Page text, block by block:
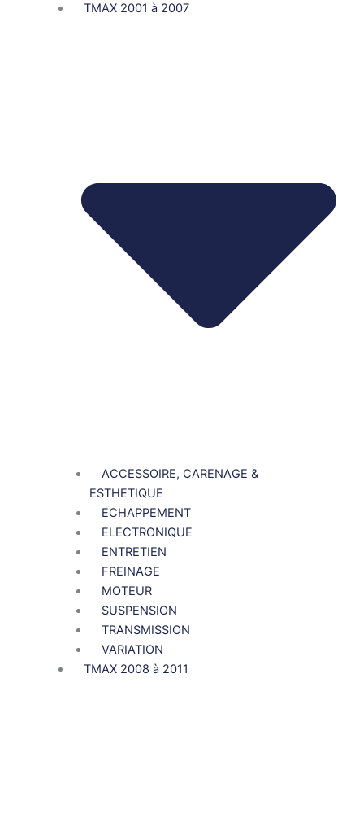
TMAX 2001 à 2007
ACCESSOIRE, CARENAGE &
ESTHETIQUE
ECHAPPEMENT
ELECTRONIQUE
ENTRETIEN
FREINAGE
MOTEUR
SUSPENSION
TRANSMISSION
VARIATION
TMAX 2008 à 2011